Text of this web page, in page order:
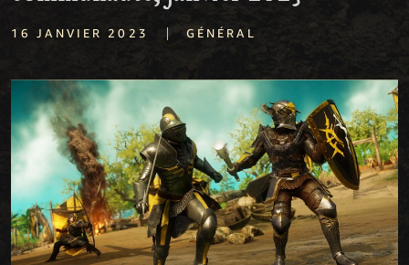
16 JANVIER 2023 | GÉNÉRAL